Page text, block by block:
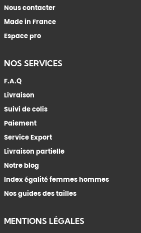
Nous contacter
Made in France
Espace pro
NOS SERVICES
F.A.Q
Livraison
Suivi de colis
Paiement
Service Export
Livraison partielle
Notre blog
Index égalité femmes hommes
Nos guides des tailles
MENTIONS LÉGALES